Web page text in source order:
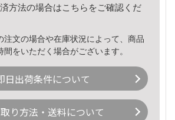
方法の場合はこちら をご確認くだ
文の場合や在庫状況によって、商品
間をいただく場合がございます。
日出荷条件について
り方法・送料について